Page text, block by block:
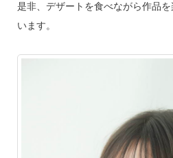
是非、デザートを食べながら作品
います。